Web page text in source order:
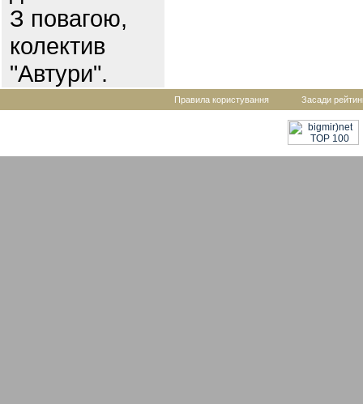
З повагою,
колектив
"Автури".
Правила користування Засади